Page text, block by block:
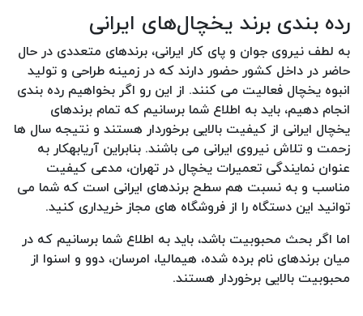
رده بندی برند یخچال‌های ایرانی
به لطف نیروی جوان و پای کار ایرانی، برندهای متعددی در حال
حاضر در داخل کشور حضور دارند که در زمینه طراحی و تولید
انبوه یخچال فعالیت می کنند. از این رو اگر بخواهیم رده بندی
انجام دهیم، باید به اطلاع شما برسانیم که تمام برندهای
یخچال ایرانی از کیفیت بالایی برخوردار هستند و نتیجه سال ها
زحمت و تلاش نیروی ایرانی می باشند. بنابراین آریابهکار به
عنوان نمایندگی تعمیرات یخچال در تهران، مدعی کیفیت
مناسب و به نسبت هم سطح برندهای ایرانی است که شما می
توانید این دستگاه را از فروشگاه های مجاز خریداری کنید.
اما اگر بحث محبوبیت باشد، باید به اطلاع شما برسانیم که در
میان برندهای نام برده شده، هیمالیا، امرسان، دوو و اسنوا از
محبوبیت بالایی برخوردار هستند.